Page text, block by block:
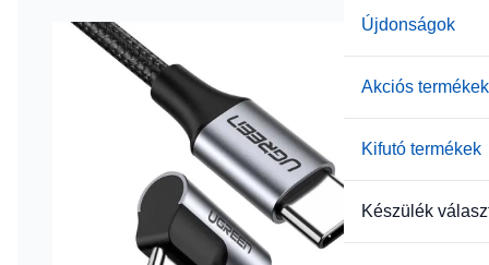
Újdonságok
Akciós termékek
Kifutó termékek
Készülék
-42%